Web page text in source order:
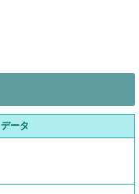
データ